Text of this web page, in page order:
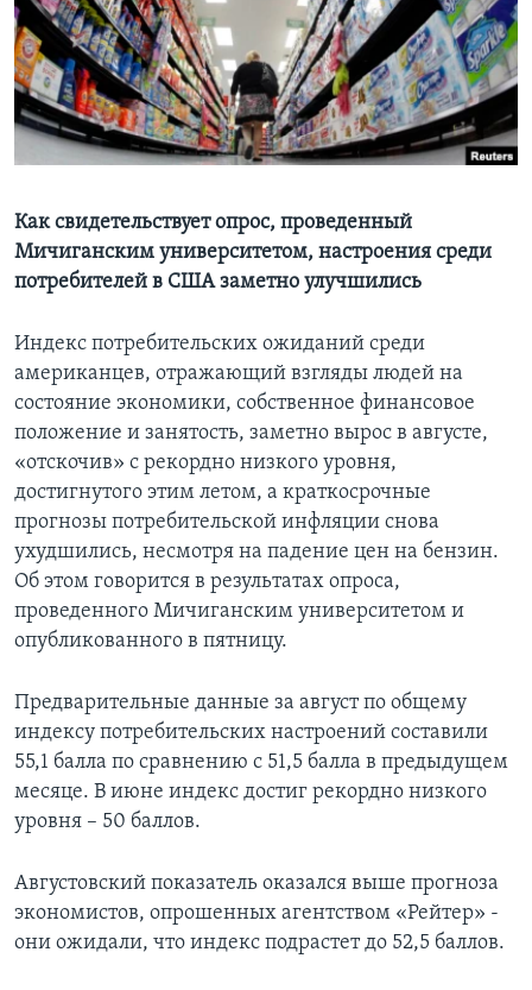
Learning English
СОЦИАЛЬНЫЕ СЕТИ
Языки
Как свидетельствует опрос, проведенный
Мичиганским университетом, настроения среди
потребителей в США заметно улучшились
Индекс потребительских ожиданий среди
американцев, отражающий взгляды людей на
состояние экономики, собственное финансовое
положение и занятость, заметно вырос в августе,
«отскочив» с рекордно низкого уровня,
достигнутого этим летом, а краткосрочные
прогнозы потребительской инфляции снова
ухудшились, несмотря на падение цен на бензин.
Об этом говорится в результатах опроса,
проведенного Мичиганским университетом и
опубликованного в пятницу.
Предварительные данные за август по общему
индексу потребительских настроений составили
55,1 балла по сравнению с 51,5 балла в предыдущем
месяце. В июне индекс достиг рекордно низкого
уровня – 50 баллов.
Августовский показатель оказался выше прогноза
экономистов, опрошенных агентством «Рейтер» -
они ожидали, что индекс подрастет до 52,5 баллов.